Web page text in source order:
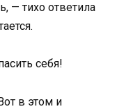
— тихо ответила
себя!
в этом и